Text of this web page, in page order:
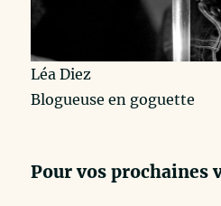
Léa Diez
Blogueuse en goguette
Pour vos prochaines